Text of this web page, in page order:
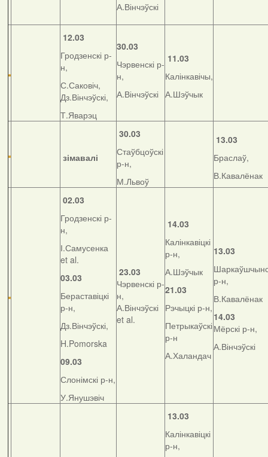
А.Вінчэўскі
12.03
Гродзенскі р-
н,
С.Саковіч,
Дз.Вінчэўскі,
Т.Яварэц
30.03
Чэрвенскі р-
н,
А.Вінчэўскі
11.03
Калінкавічы,
А.Шэўчык
зімавалі
30.03
Стаўбцоўскі
р-н,
М.Львоў
13.03
Браслаў,
В.Кавалёнак
02.03
Гродзенскі р-
н,
І.Самусенка
et al.
03.03
Бераставіцкі
р-н,
Дз.Вінчэўскі,
H.Pomorska
09.03
Слонімскі р-н,
У.Янушэвіч
23.03
Чэрвенскі р-
н,
А.Вінчэўскі
et al.
14.03
Калінкавіцкі
р-н,
А.Шэўчык
21.03
Рэчыцкі р-н,
Петрыкаўскі
р-н
А.Халандач
13.03
р-н,
В.Кавалёнак
14.03
Мёрскі р-н,
А.Вінчэўскі
13.03
Калінкавіцкі
р-н,